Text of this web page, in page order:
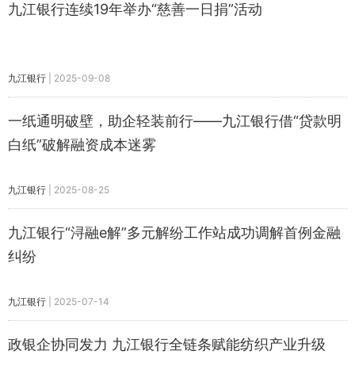
九江银行连续19年举办“慈善一日捐”活动
九江银行 2025-09-08
一纸通明破壁，助企轻装前行——九江银行借“贷款明
白纸”破解融资成本迷雾
九江银行 2025-08-25
九江银行“浔融e解”多元解纷工作站成功调解首例金融
纠纷
九江银行 2025-07-14
政银企协同发力 九江银行全链条赋能纺织产业升级